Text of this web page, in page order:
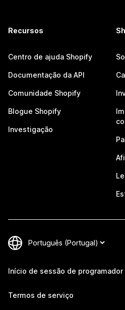
Recursos
Centro de ajuda Shopify
Documentação da API
Comunidade Shopify
Blogue Shopify
Investigação
Início de sessão de programador
Termos de serviço